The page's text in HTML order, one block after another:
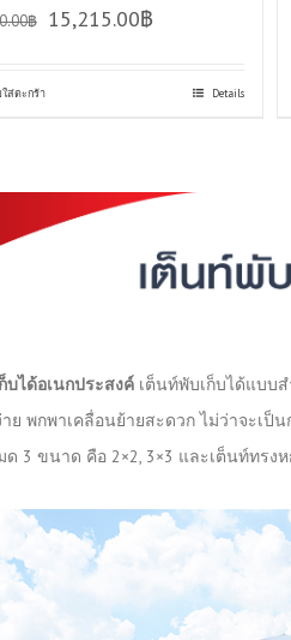
฿ 15,215.00฿
ส่ตะกร้า Details
บได้อเนกประสงค์ เต็นท์พับเก็บได้แบบ
าย พกพาเคลื่อนย้ายสะดวก ไม่ว่าจะเ
ด 3 ขนาด คือ 2×2, 3×3 และเต็นท์ทรง